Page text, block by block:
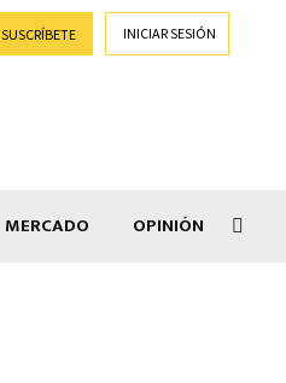
SUSCRÍBETE INICIAR SESIÓN
MERCADO OPINIÓN